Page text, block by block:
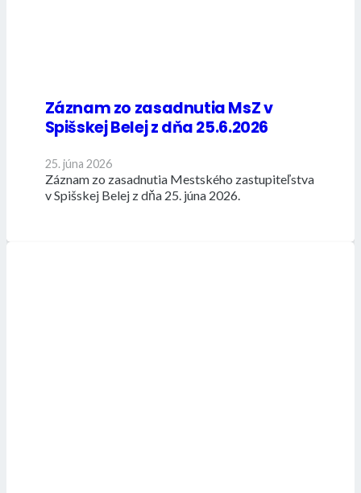
Záznam zo zasadnutia MsZ v
Spišskej Belej z dňa 25.6.2026
25. júna 2026
Záznam zo zasadnutia Mestského zastupiteľstva
v Spišskej Belej z dňa 25. júna 2026.